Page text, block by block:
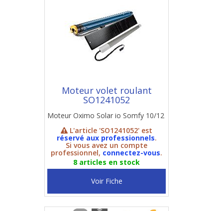
Moteur volet roulant
SO1241052
Moteur Oximo Solar io Somfy 10/12
L'article 'SO1241052' est
réservé aux professionnels.
Si vous avez un compte
professionnel, connectez-vous.
8 articles en stock
Voir Fiche